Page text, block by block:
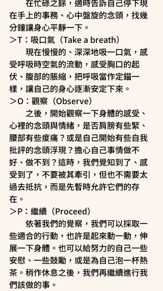
在忙碌之餘，適時告訴自己停下現
在手上的事務、心中盤旋的念頭，找幾
分鐘讓身心平靜一下。
＞T：吸口氣（Take a breath）
現在慢慢的、深深地吸一口氣，感
受呼吸時空氣的流動，感受胸口的起
伏、腹部的脹縮，把呼吸當作定錨一
樣，讓自己的身心逐漸安定下來。
＞O：觀察（Observe）
之後，開始觀察一下身體的感受、
心裡的念頭與情緒，是否肩膀有些緊、
腰部有些痠痛？或是自己開始有些自我
批評的念頭浮現？擔心自己事情做不
好、做不到？這時，我們覺知到了、感
受到了，不要被其牽引，但也不需要太
過去抵抗，而是先暫時允許它們的存
在。
＞P：繼續（Proceed）
依著我們的覺察，我們可以採取一
些適合的行動，也許是起來動一動，伸
展一下身體。也可以給努力的自己一些
安慰、一些鼓勵，或是為自己泡一杯熱
茶。稍作休息之後，我們再繼續進行我
們該做的事。